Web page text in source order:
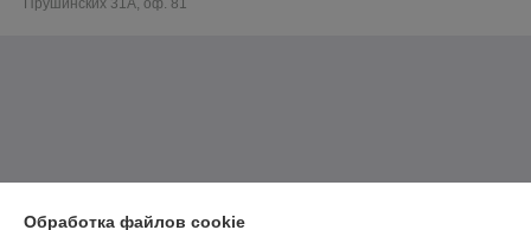
Прушинских 31А, оф. 81
Обработка файлов cookie